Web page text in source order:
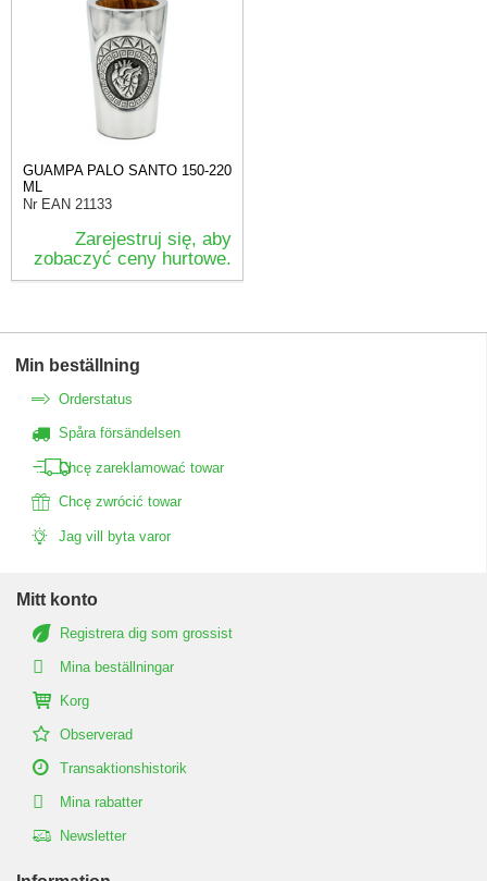
GUAMPA PALO SANTO 150-220
ML
Nr EAN 21133
Zarejestruj się, aby
zobaczyć ceny hurtowe.
Min beställning
Orderstatus
Spåra försändelsen
Chcę zareklamować towar
Chcę zwrócić towar
Jag vill byta varor
Mitt konto
Registrera dig som grossist
Mina beställningar
Korg
Observerad
Transaktionshistorik
Mina rabatter
Newsletter